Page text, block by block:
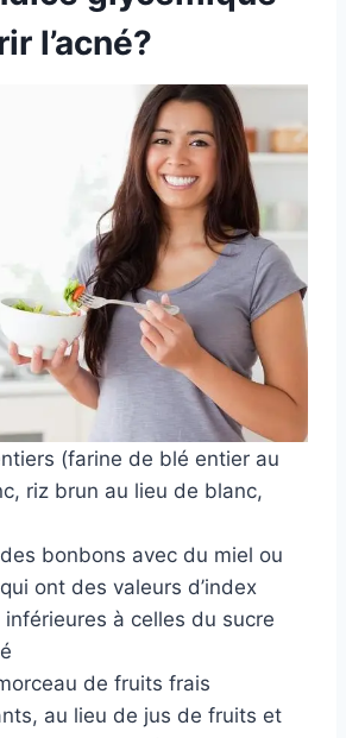
l’acné?
(farine de blé entier au
riz brun au lieu de blanc,
bonbons avec du miel ou
ont des valeurs d’index
inférieures à celles du sucre
de fruits frais
au lieu de jus de fruits et